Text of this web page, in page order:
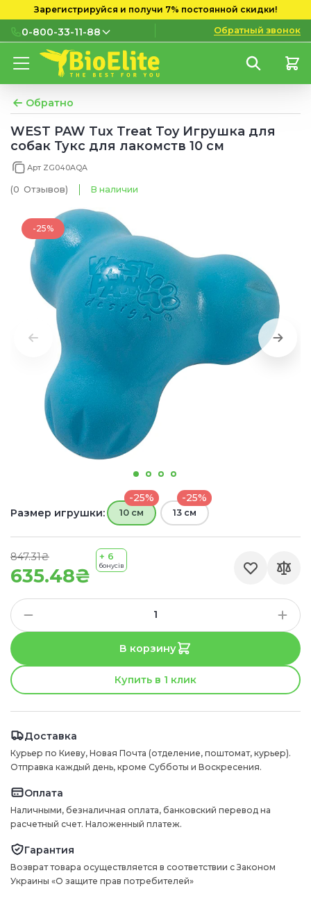
Зарегистрируйся и получи 7% постоянной скидки!
0-800-33-11-88
0-800-33-11-88
мобильных номеров
(097) 133 11 88
(095) 133 11 88
Обратный звонок
Обратно
WEST PAW Tux Treat Toy Игрушка для
собак Тукс для лакомств 10 см
Арт ZG040AQA
(0 Отзывов) В наличии
-25%
635.48₴
847.31₴ + 6
бонусів
Размер игрушки:
-25%
10 см
-25%
13 см
В корзину
Купить в 1 клик
Доставка
Курьер по Киеву, Новая Почта (отделение, поштомат, курьер).
Отправка каждый день, кроме Субботы и Воскресения.
Оплата
Наличными, безналичная оплата, банковский перевод на
расчетный счет. Наложенный платеж.
Гарантия
Возврат товара осуществляется в соответствии с Законом
Украины «О защите прав потребителей»